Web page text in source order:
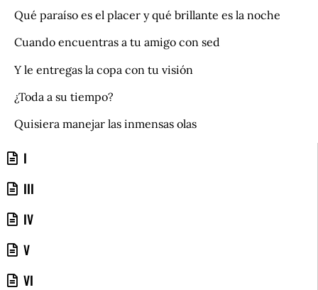
I
III
IV
V
VI
Qué paraíso es el placer y qué brillante es la noche
Cuando encuentras a tu amigo con sed
Y le entregas la copa con tu visión
¿Toda a su tiempo?
Quisiera manejar las inmensas olas